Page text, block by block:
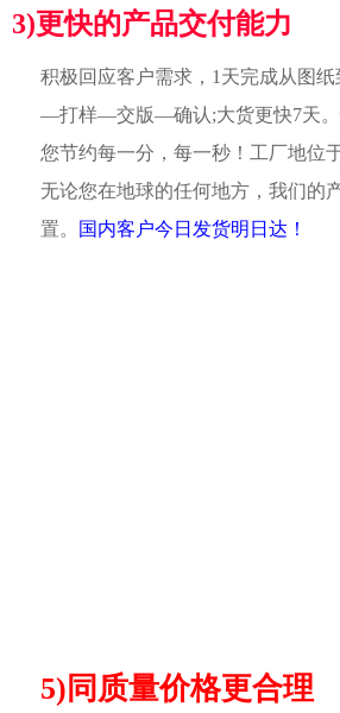
3)更快的产品交付能力
积极回应客户需求，1天完成从图
—打样—交版—确认;大货更快7天。
您节约每一分，每一秒！工厂地位
无论您在地球的任何地方，我们的
置。
国内客户今日发货明日达！
5)同质量价格更合理